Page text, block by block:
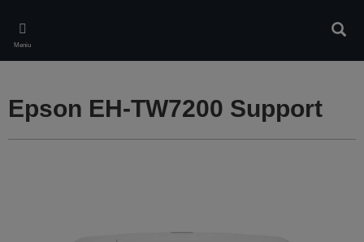
main
content
Meniu
Epson EH-TW7200 Support